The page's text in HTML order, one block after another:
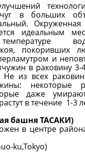
в больших
идеальным
температуре
покоривших
и
в раковину 3-
Не из всех
некоторые
даже
в течение 1-3
башня ТАСАКИ)
в центре
ku,Tokyo)